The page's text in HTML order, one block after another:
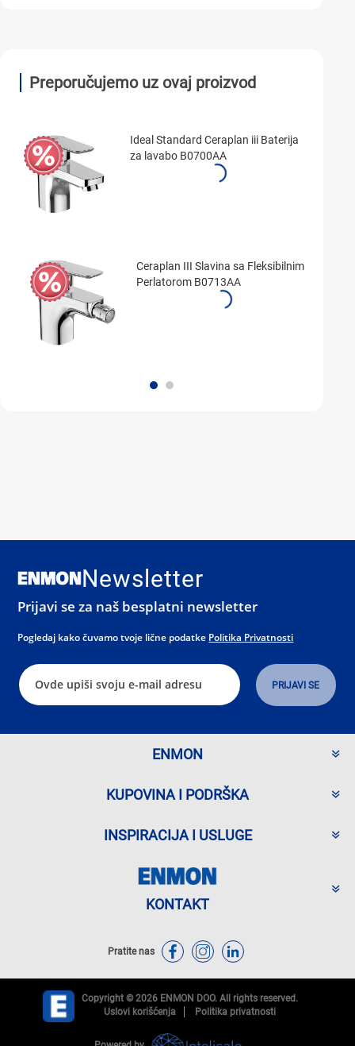
Preporučujemo uz ovaj proizvod
Ideal Standard Ceraplan iii Baterija
za lavabo B0700AA
Ceraplan III Slavina sa Fleksibilnim
Perlatorom B0713AA
Newsletter
Prijavi se za naš besplatni newsletter
Pogledaj kako čuvamo tvoje lične podatke Politika Privatnosti
ENMON
KUPOVINA I PODRŠKA
INSPIRACIJA I USLUGE
KONTAKT
Pratite nas
Copyright © 2026 ENMON DOO. All rights reserved.
Uslovi korišćenja
Politika privatnosti